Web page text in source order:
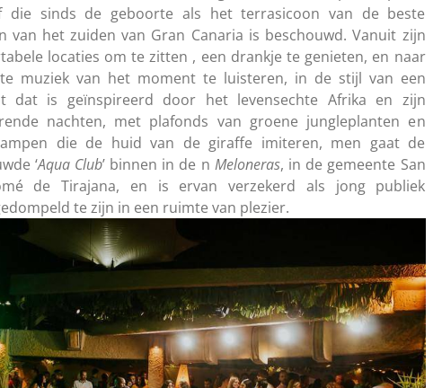
die sinds de geboorte als het terrasicoon van de beste
van het zuiden van Gran Canaria is beschouwd. Vanuit zijn
locaties om te zitten , een drankje te genieten, en naar
muziek van het moment te luisteren, in de stijl van een
dat is geïnspireerd door het levensechte Afrika en zijn
nachten, met plafonds van groene jungleplanten en
die de huid van de giraffe imiteren, men gaat de
‘Aqua Club’ binnen in de n Meloneras, in de gemeente San
de Tirajana, en is ervan verzekerd als jong publiek
te zijn in een ruimte van plezier.